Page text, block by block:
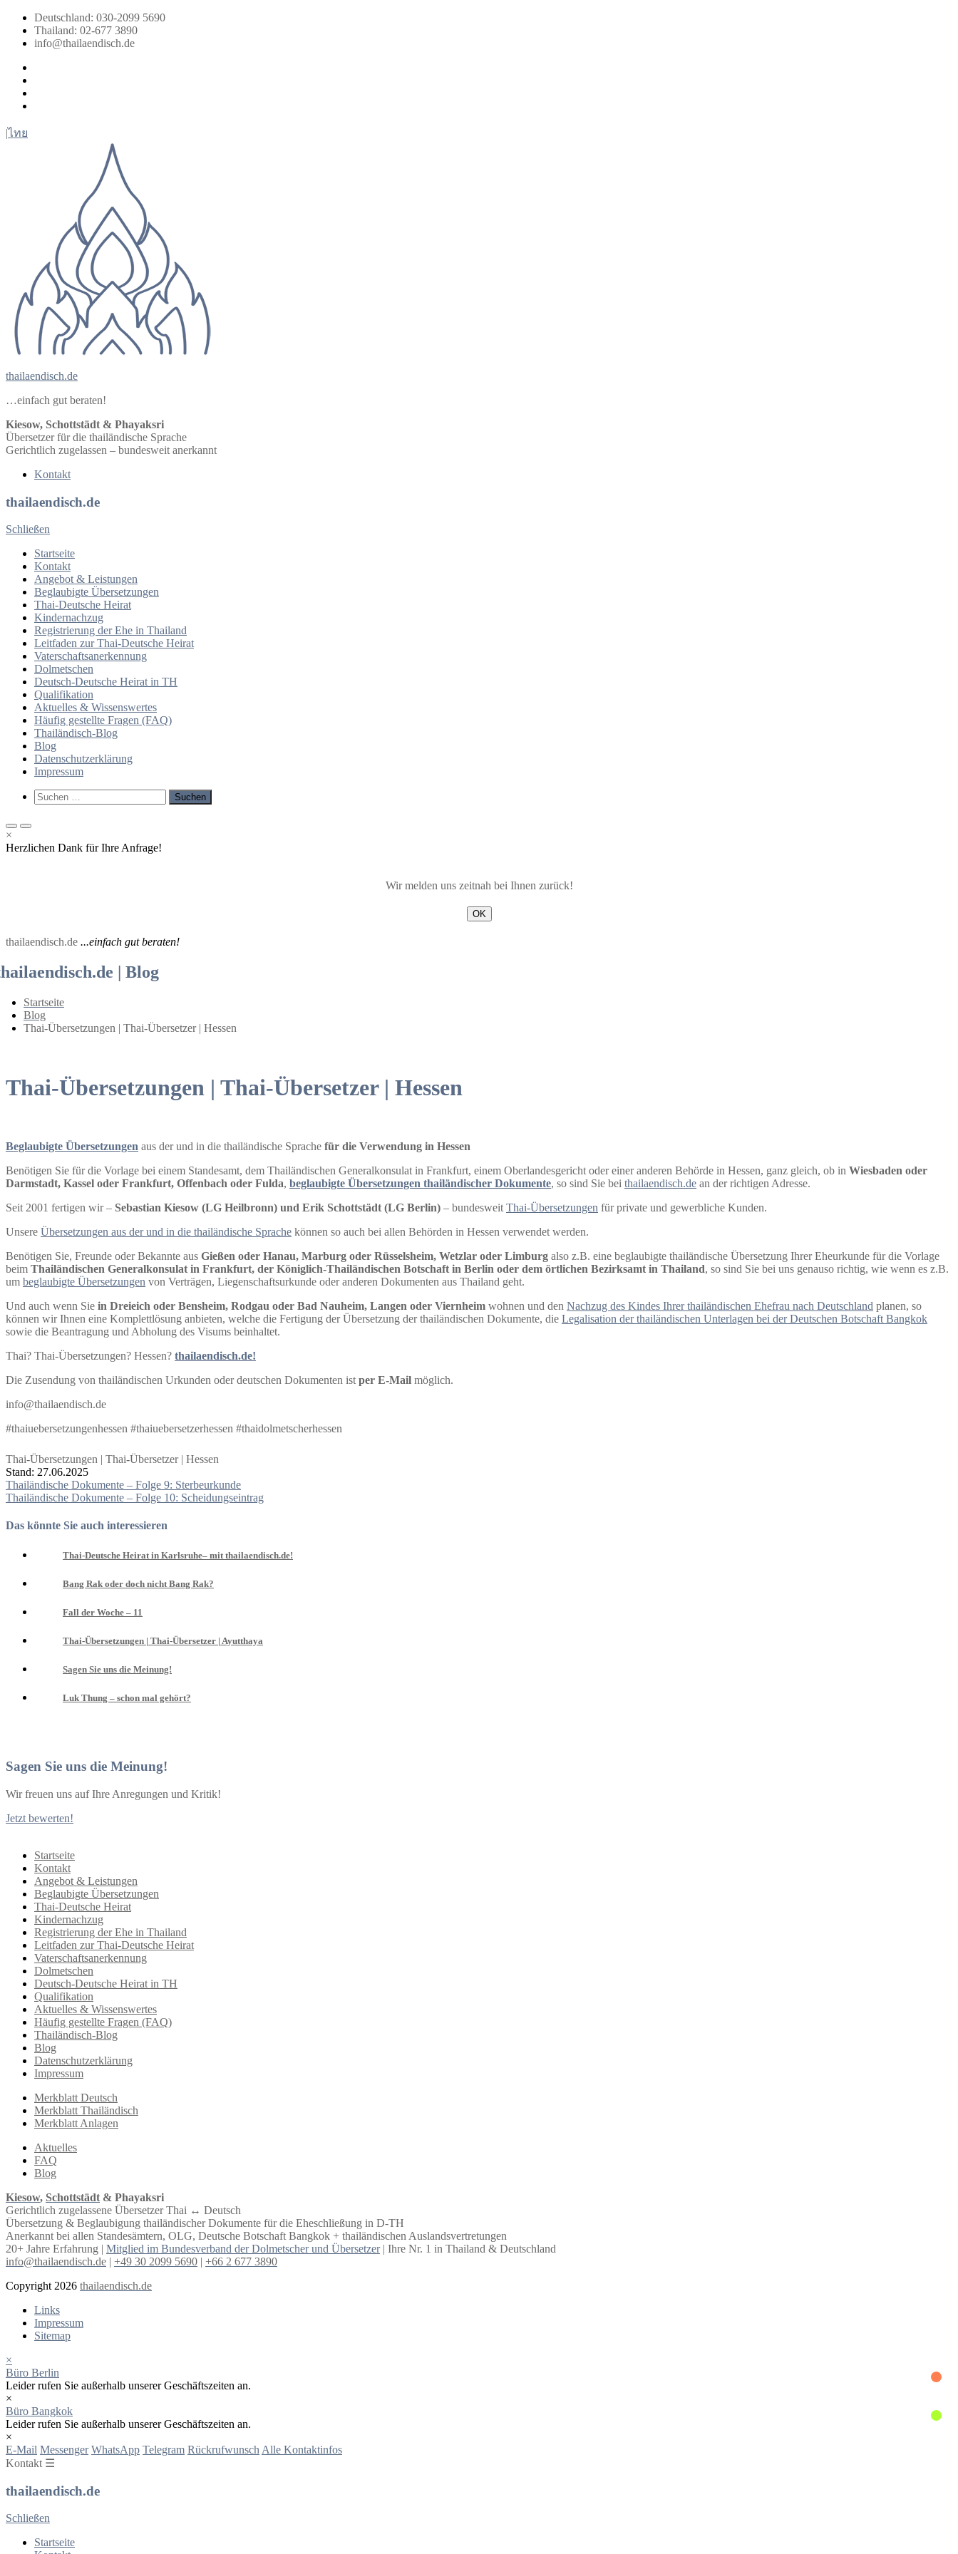
Zum
Inhalt
springen
Deutschland: 030-2099 5690
Thailand: 02-677 3890
info@thailaendisch.de
|ไทย
thailaendisch.de
…einfach gut beraten!
Kiesow, Schottstädt & Phayaksri
Übersetzer für die thailändische Sprache
Gerichtlich zugelassen – bundesweit anerkannt
Kontakt
thailaendisch.de
Schließen
Startseite
Kontakt
Angebot & Leistungen
Beglaubigte Übersetzungen
Thai-Deutsche Heirat
Kindernachzug
Registrierung der Ehe in Thailand
Leitfaden zur Thai-Deutsche Heirat
Vaterschaftsanerkennung
Dolmetschen
Deutsch-Deutsche Heirat in TH
Qualifikation
Aktuelles & Wissenswertes
Häufig gestellte Fragen (FAQ)
Thailändisch-Blog
Blog
Datenschutzerklärung
Impressum
Such-
Formular
Suchen
nach:
Primäres
Menü
für
Primäres
Menü
für
×
Herzlichen Dank für Ihre Anfrage!
Wir melden uns zeitnah bei Ihnen zurück!
OK
thailaendisch.de ...einfach gut beraten!
| Blog
Startseite
Blog
Thai-Übersetzungen | Thai-Übersetzer | Hessen
Thai-Übersetzungen | Thai-Übersetzer | Hessen
Beglaubigte Übersetzungen aus der und in die thailändische Sprache für die Verwendung in Hessen
Benötigen Sie für die Vorlage bei einem Standesamt, dem Thailändischen Generalkonsulat in Frankfurt, einem Oberlandesgericht oder einer anderen Behörde in Hessen, ganz gleich, ob in Wiesbaden oder
Darmstadt, Kassel oder Frankfurt, Offenbach oder Fulda, beglaubigte Übersetzungen thailändischer Dokumente, so sind Sie bei thailaendisch.de an der richtigen Adresse.
Seit 2001 fertigen wir – Sebastian Kiesow (LG Heilbronn) und Erik Schottstädt (LG Berlin) – bundesweit Thai-Übersetzungen für private und gewerbliche Kunden.
Unsere Übersetzungen aus der und in die thailändische Sprache können so auch bei allen Behörden in Hessen verwendet werden.
Benötigen Sie, Freunde oder Bekannte aus Gießen oder Hanau, Marburg oder Rüsselsheim, Wetzlar oder Limburg also z.B. eine beglaubigte thailändische Übersetzung Ihrer Eheurkunde für die Vorlage
beim Thailändischen Generalkonsulat in Frankfurt, der Königlich-Thailändischen Botschaft in Berlin oder dem örtlichen Bezirksamt in Thailand, so sind Sie bei uns genauso richtig, wie wenn es z.B.
um beglaubigte Übersetzungen von Verträgen, Liegenschaftsurkunde oder anderen Dokumenten aus Thailand geht.
Und auch wenn Sie in Dreieich oder Bensheim, Rodgau oder Bad Nauheim, Langen oder Viernheim wohnen und den Nachzug des Kindes Ihrer thailändischen Ehefrau nach Deutschland planen, so
können wir Ihnen eine Komplettlösung anbieten, welche die Fertigung der Übersetzung der thailändischen Dokumente, die Legalisation der thailändischen Unterlagen bei der Deutschen Botschaft Bangkok
sowie die Beantragung und Abholung des Visums beinhaltet.
Thai? Thai-Übersetzungen? Hessen? thailaendisch.de!
Die Zusendung von thailändischen Urkunden oder deutschen Dokumenten ist per E-Mail möglich.
info@thailaendisch.de
#thaiuebersetzungenhessen #thaiuebersetzerhessen #thaidolmetscherhessen
Thai-Übersetzungen | Thai-Übersetzer | Hessen
Stand: 27.06.2025
Beitragsnavigation
Thailändische Dokumente – Folge 9: Sterbeurkunde
Thailändische Dokumente – Folge 10: Scheidungseintrag
Das könnte Sie auch interessieren
Thai-Deutsche Heirat in Karlsruhe– mit thailaendisch.de!
Bang Rak oder doch nicht Bang Rak?
Fall der Woche – 11
Thai-Übersetzungen | Thai-Übersetzer | Ayutthaya
Sagen Sie uns die Meinung!
Luk Thung – schon mal gehört?
Sagen Sie uns die Meinung!
Wir freuen uns auf Ihre Anregungen und Kritik!
Jetzt bewerten!
Startseite
Kontakt
Angebot & Leistungen
Beglaubigte Übersetzungen
Thai-Deutsche Heirat
Kindernachzug
Registrierung der Ehe in Thailand
Leitfaden zur Thai-Deutsche Heirat
Vaterschaftsanerkennung
Dolmetschen
Deutsch-Deutsche Heirat in TH
Qualifikation
Aktuelles & Wissenswertes
Häufig gestellte Fragen (FAQ)
Thailändisch-Blog
Blog
Datenschutzerklärung
Impressum
Merkblatt Deutsch
Merkblatt Thailändisch
Merkblatt Anlagen
Aktuelles
FAQ
Blog
Kiesow, Schottstädt & Phayaksri
Gerichtlich zugelassene Übersetzer Thai ↔︎ Deutsch
Übersetzung & Beglaubigung thailändischer Dokumente für die Eheschließung in D-TH
Anerkannt bei allen Standesämtern, OLG, Deutsche Botschaft Bangkok + thailändischen Auslandsvertretungen
20+ Jahre Erfahrung | Mitglied im Bundesverband der Dolmetscher und Übersetzer| Ihre Nr. 1 in Thailand & Deutschland
info@thailaendisch.de | +49 30 2099 5690 | +66 2 677 3890
Copyright 2026 thailaendisch.de
Links
Impressum
Sitemap
×
Büro Berlin
Leider rufen Sie außerhalb unserer Geschäftszeiten an.
×
Büro Bangkok
Leider rufen Sie außerhalb unserer Geschäftszeiten an.
×
E-Mail Messenger WhatsApp Telegram Rückrufwunsch Alle Kontaktinfos
Kontakt ☰
thailaendisch.de
Schließen
Startseite